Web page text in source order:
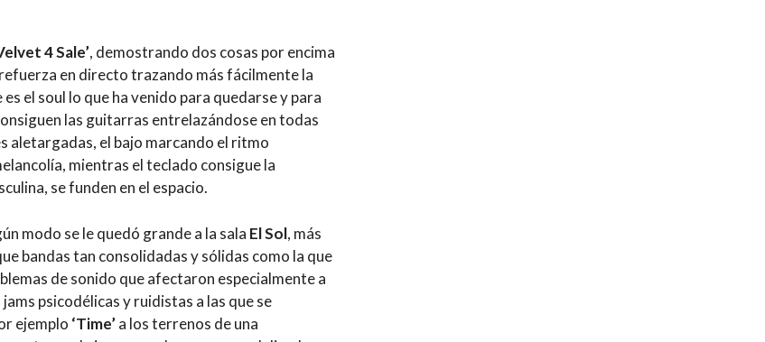
4 Sale’, demostrando dos cosas por encima
en directo trazando más fácilmente la
es el soul lo que ha venido para quedarse y para
las guitarras entrelazándose en todas
aletargadas, el bajo marcando el ritmo
mientras el teclado consigue la
se funden en el espacio.
modo se le quedó grande a la sala El Sol, más
bandas tan consolidadas y sólidas como la que
de sonido que afectaron especialmente a
jams psicodélicas y ruidistas a las que se
ejemplo ‘Time’a los terrenos de una